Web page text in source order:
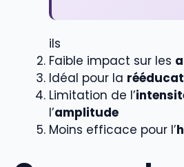
ils
Faible impact sur les
Idéal pour la
Limitation de l’
l’amplitude
Moins efficace pour l’